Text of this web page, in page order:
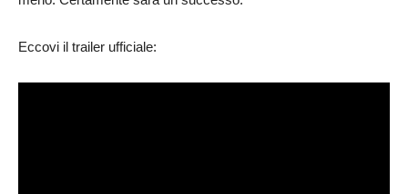
Eccovi il trailer ufficiale: